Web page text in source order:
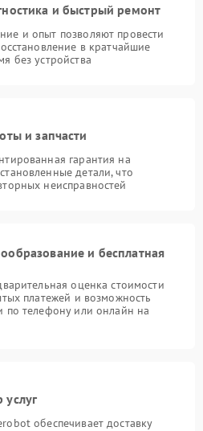
и быстрый ремонт
и опыт позволяют провести
в кратчайшие
без устройства
и запчасти
гарантия на
детали, что
неисправностей
и бесплатная
оценка стоимости
платежей и возможность
по телефону или онлайн на
обеспечивает доставку